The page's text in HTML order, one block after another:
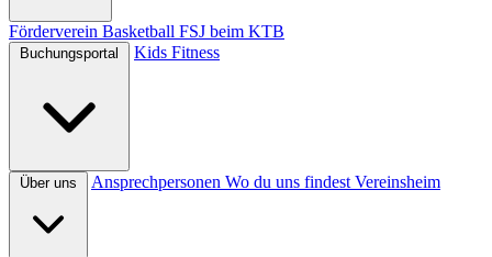
Förderverein Basketball FSJ beim KTB
Buchungsportal Kids Fitness
Über uns Ansprechpersonen Wo du uns findest Vereinsheim